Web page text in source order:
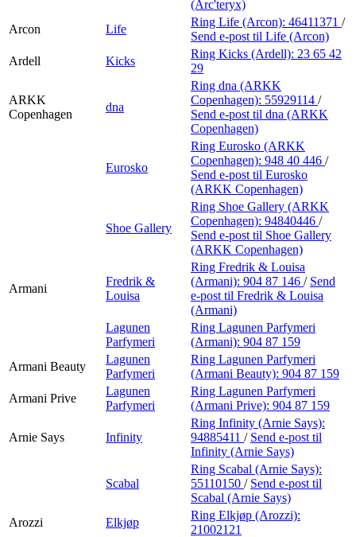
(Arc'teryx)
Arcon
Life
Ring Life (Arcon): 46411371 /
Send e-post til Life (Arcon)
Ardell
Kicks
Ring Kicks (Ardell): 23 65 42
29
ARKK
Copenhagen
dna
Ring dna (ARKK
Copenhagen): 55929114 /
Send e-post til dna (ARKK
Copenhagen)
Eurosko
Ring Eurosko (ARKK
Copenhagen): 948 40 446 /
Send e-post til Eurosko
(ARKK Copenhagen)
Shoe Gallery
Ring Shoe Gallery (ARKK
Copenhagen): 94840446 /
Send e-post til Shoe Gallery
(ARKK Copenhagen)
Armani
Fredrik &
Louisa
Ring Fredrik & Louisa
(Armani): 904 87 146 / Send
e-post til Fredrik & Louisa
(Armani)
Lagunen
Parfymeri
Ring Lagunen Parfymeri
(Armani): 904 87 159
Armani Beauty
Lagunen
Parfymeri
Ring Lagunen Parfymeri
(Armani Beauty): 904 87 159
Armani Prive
Lagunen
Parfymeri
Ring Lagunen Parfymeri
(Armani Prive): 904 87 159
Arnie Says Infinity
Ring Infinity (Arnie Says):
94885411 / Send e-post til
Infinity (Arnie Says)
Scabal
Ring Scabal (Arnie Says):
55110150 / Send e-post til
Scabal (Arnie Says)
Arozzi
Elkjøp
Ring Elkjøp (Arozzi):
21002121